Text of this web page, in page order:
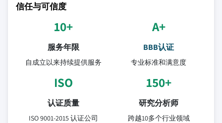
信任与可信度
10+
服务年限
自成立以来持续提供服务
A+
BBB认证
专业标准和满意度
ISO
认证质量
ISO 9001-2015 认证公司
150+
研究分析师
跨越10多个行业领域